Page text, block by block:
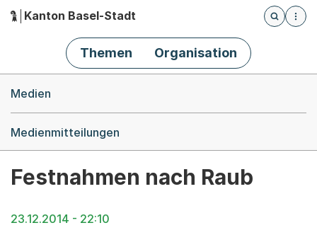
Hauptnavigation
Kanton Basel-Stadt
Öffnet
Themen Organisation
Medien
Medienmitteilungen
Festnahmen nach Raub
23.12.2014 - 22:10